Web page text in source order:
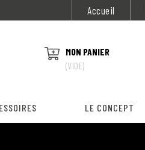
Accueil
MON PANIER
(VIDE)
LE CONCEPT